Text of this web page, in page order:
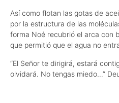
Así como flotan las gotas de
por la estructura de las
forma Noé recubrió el arca con
que permitió que el agua no
“El Señor te dirigirá, estará
olvidará. No tengas miedo…”